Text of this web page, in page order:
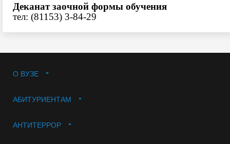
Деканат заочной формы обучения
тел: (81153) 3-84-29
О ВУЗЕ
АБИТУРИЕНТАМ
АНТИТЕРРОР